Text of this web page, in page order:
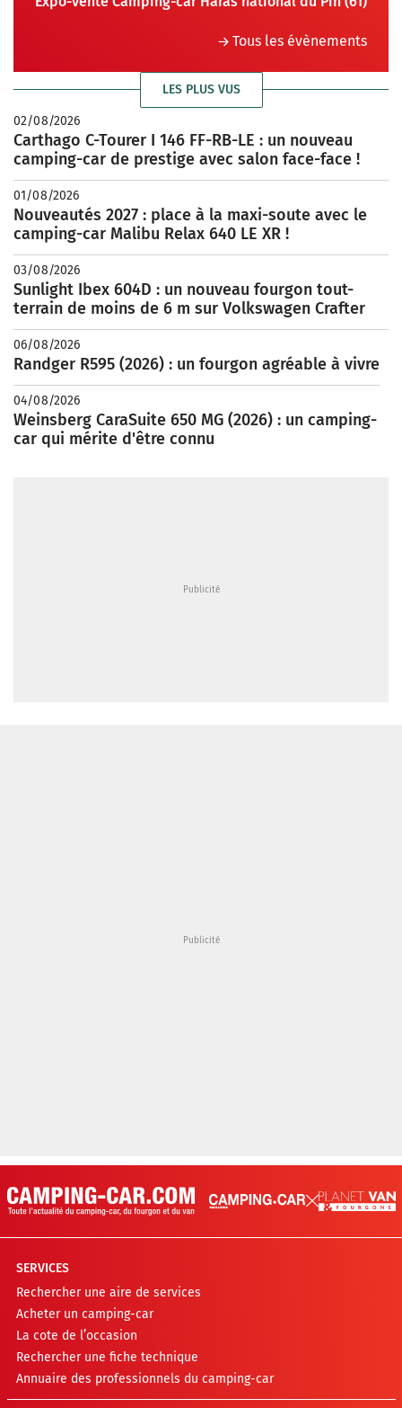
Tous les évènements
LES PLUS VUS
02/08/2026
Carthago C-Tourer I 146 FF-RB-LE : un nouveau
camping-car de prestige avec salon face-face !
01/08/2026
Nouveautés 2027 : place à la maxi-soute avec le
camping-car Malibu Relax 640 LE XR !
03/08/2026
Sunlight Ibex 604D : un nouveau fourgon tout-
terrain de moins de 6 m sur Volkswagen Crafter
06/08/2026
Randger R595 (2026) : un fourgon agréable à vivre
04/08/2026
Weinsberg CaraSuite 650 MG (2026) : un camping-
car qui mérite d'être connu
SERVICES
Rechercher une aire de services
Acheter un camping-car
La cote de l’occasion
Rechercher une fiche technique
Annuaire des professionnels du camping-car